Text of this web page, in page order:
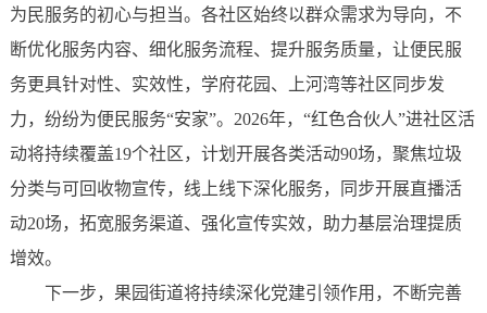
为民服务的初心与担当。各社区始终以群众需求为导向，不
断优化服务内容、细化服务流程、提升服务质量，让便民服
务更具针对性、实效性，学府花园、上河湾等社区同步发
力，纷纷为便民服务“安家”。2026年，“红色合伙人”进社区活
动将持续覆盖19个社区，计划开展各类活动90场，聚焦垃圾
分类与可回收物宣传，线上线下深化服务，同步开展直播活
动20场，拓宽服务渠道、强化宣传实效，助力基层治理提质
增效。
下一步，果园街道将持续深化党建引领作用，不断完善